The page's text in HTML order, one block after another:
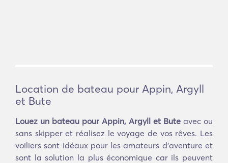
Location de bateau pour Appin, Argyll
et Bute
Louez un bateau pour Appin, Argyll et Buteavec ou
sans skipper et réalisez le voyage de vos rêves. Les
voiliers sont idéaux pour les amateurs d'aventure et
sont la solution la plus économique car ils peuvent